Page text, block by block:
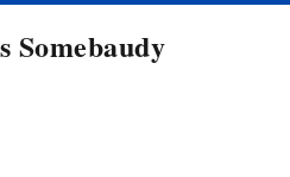
Somebaudy